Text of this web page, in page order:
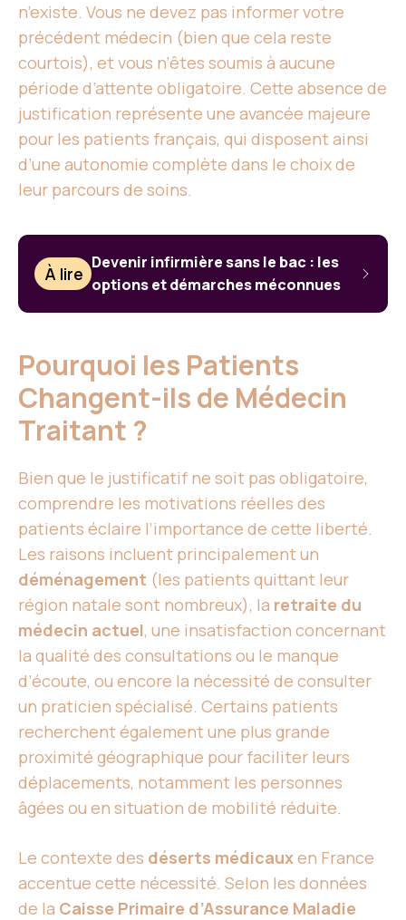
n’existe. Vous ne devez pas informer votre
précédent médecin (bien que cela reste
courtois), et vous n’êtes soumis à aucune
période d’attente obligatoire. Cette absence de
justification représente une avancée majeure
pour les patients français, qui disposent ainsi
d’une autonomie complète dans le choix de
leur parcours de soins.
À lire
Devenir infirmière sans le bac : les
options et démarches méconnues
Pourquoi les Patients
Changent-ils de Médecin
Traitant ?
Bien que le justificatif ne soit pas obligatoire,
comprendre les motivations réelles des
patients éclaire l’importance de cette liberté.
Les raisons incluent principalement un
déménagement (les patients quittant leur
région natale sont nombreux), la retraite du
médecin actuel, une insatisfaction concernant
la qualité des consultations ou le manque
d’écoute, ou encore la nécessité de consulter
un praticien spécialisé. Certains patients
recherchent également une plus grande
proximité géographique pour faciliter leurs
déplacements, notamment les personnes
âgées ou en situation de mobilité réduite.
Le contexte des déserts médicauxen France
accentue cette nécessité. Selon les données
de la Caisse Primaire d’Assurance Maladie